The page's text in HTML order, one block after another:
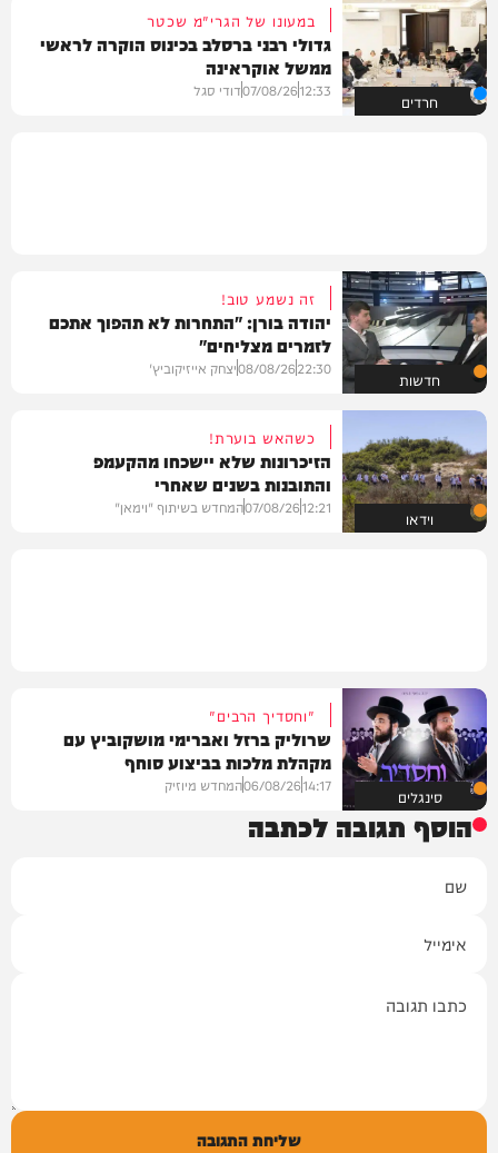
חרדים
במעונו של הגרי"מ שכטר
גדולי רבני ברסלב בכינוס הוקרה לראשי
ממשל אוקראינה
12:33
07/08/26דודי סגל
חדשות
זה נשמע טוב!
יהודה בורן: "התחרות לא תהפוך אתכם
לזמרים מצליחים"
22:30
08/08/26יצחק אייזיקוביץ'
וידאו
כשהאש בוערת!
הזיכרונות שלא יישכחו מהקעמפ
והתובנות בשנים שאחרי
12:21
07/08/26המחדש בשיתוף "וימאן"
סינגלים
"וחסדיך הרבים"
שרוליק ברזל ואברימי מושקוביץ עם
מקהלת מלכות בביצוע סוחף
14:17
06/08/26המחדש מיוזיק
הוסף תגובה לכתבה
שליחת התגובה